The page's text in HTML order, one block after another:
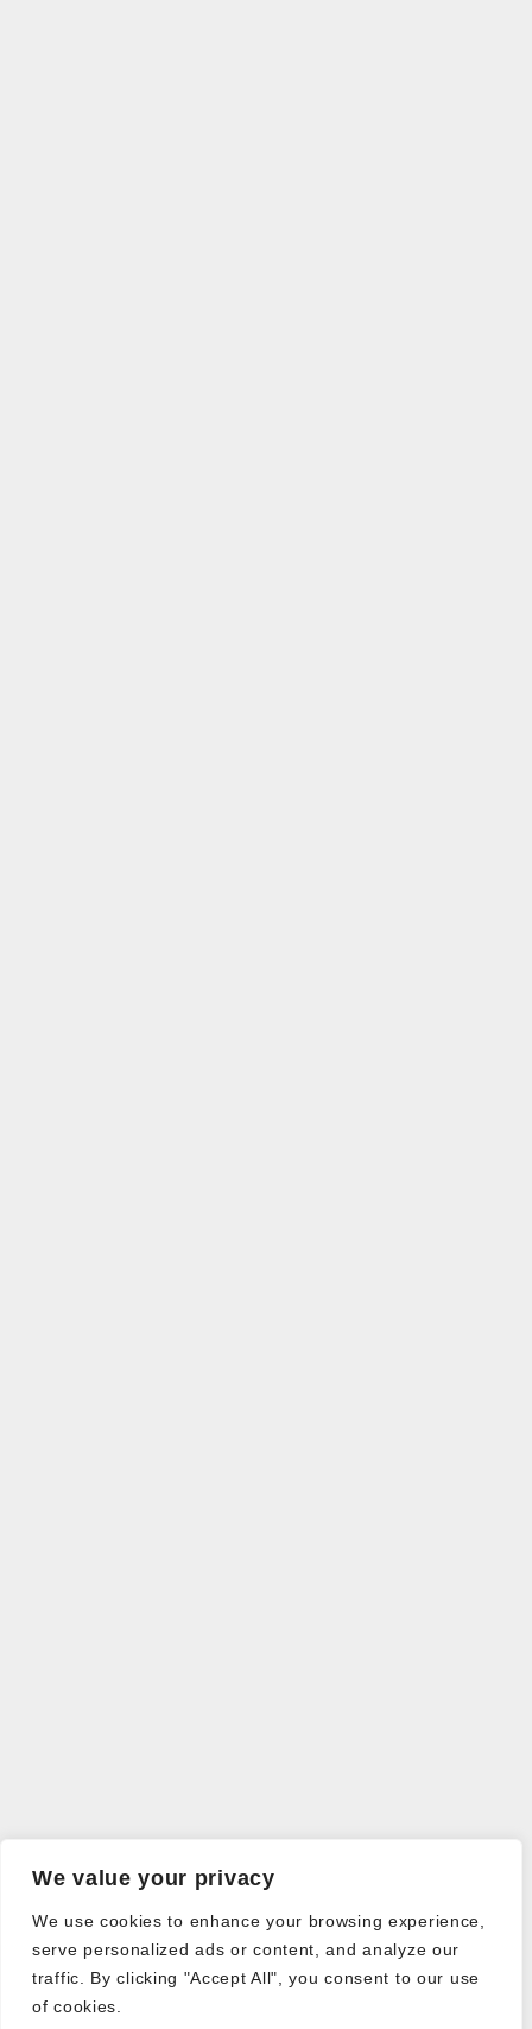
We value your privacy
We use cookies to enhance your browsing experience,
serve personalized ads or content, and analyze our
traffic. By clicking "Accept All", you consent to our use
of cookies.